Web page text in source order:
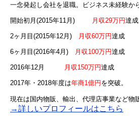
一念発起し会社を退職。ビジネス未経験か
開始初月(2015年11月) 月収29万円達成
2ヶ月目(2015年12月) 月収60万円達成
6ヶ月目(2016年4月) 月収100万円達成
2016年12月 月収150万円達成
2017年・2018年度は年商1億円を突破。
現在は国内物販、輸出、代理店事業など物
→詳しいプロフィールはこちら